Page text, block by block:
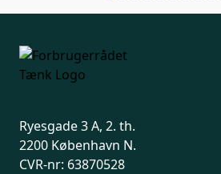
Ryesgade 3 A, 2. th.
2200 København N.
CVR-nr: 63870528